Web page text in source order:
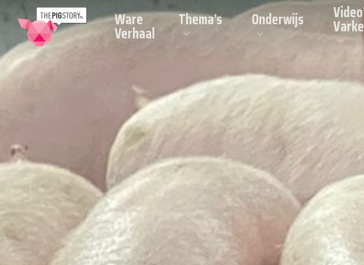
main
content
Ware
Verhaal
Thema’s Onderwijs